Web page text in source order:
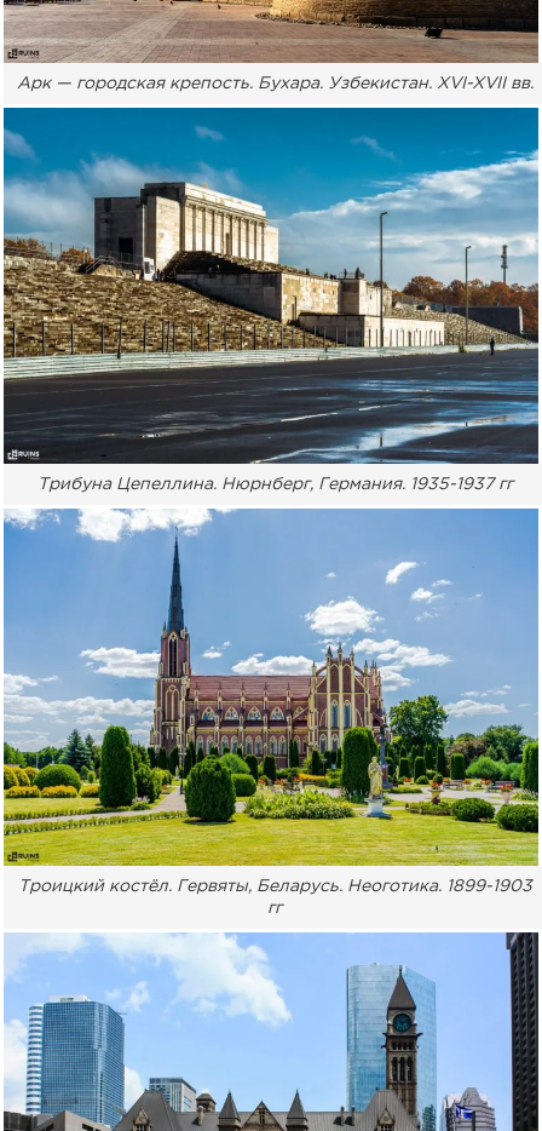
Арк — городская крепость. Бухара. Узбекистан. XVI-XVII вв.
Трибуна Цепеллина. Нюрнберг, Германия. 1935-1937 гг
Троицкий костёл. Гервяты, Беларусь. Неоготика. 1899-1903
гг